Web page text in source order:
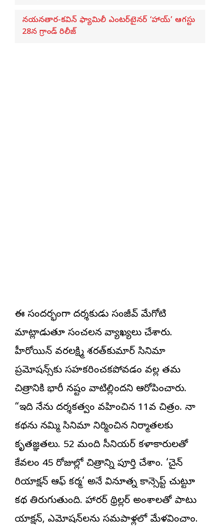
నయనతార-కవిన్ ఫ్యామిలీ ఎంటర్‌టైనర్ ‘హాయ్’ ఆగస్టు
28న గ్రాండ్ రిలీజ్
ఈ సందర్భంగా దర్శకుడు సంజీవ్ మేగోటి
మాట్లాడుతూ సంచలన వ్యాఖ్యలు చేశారు.
హీరోయిన్ వరలక్ష్మి శరత్‌కుమార్ సినిమా
ప్రమోషన్స్‌కు సహకరించకపోవడం వల్ల తమ
చిత్రానికి భారీ నష్టం వాటిల్లిందని ఆరోపించారు.
“ఇది నేను దర్శకత్వం వహించిన 11వ చిత్రం. నా
కథను నమ్మి సినిమా నిర్మించిన నిర్మాతలకు
కృతజ్ఞతలు. 52 మంది సీనియర్ కళాకారులతో
కేవలం 45 రోజుల్లో చిత్రాన్ని పూర్తి చేశాం. ‘చైన్
రియాక్షన్ ఆఫ్ కర్మ’ అనే వినూత్న కాన్సెప్ట్ చుట్టూ
కథ తిరుగుతుంది. హారర్ థ్రిల్లర్ అంశాలతో పాటు
యాక్షన్, ఎమోషన్‌లను సమపాళ్లలో మేళవించాం.